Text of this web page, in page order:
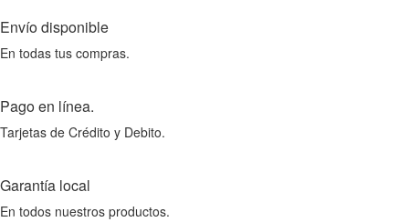
Envío disponible
En todas tus compras.
Pago en línea.
Tarjetas de Crédito y Debito.
Garantía local
En todos nuestros productos.